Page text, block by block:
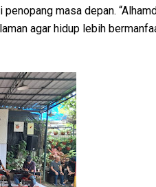
masa depan.
agar hidup lebih